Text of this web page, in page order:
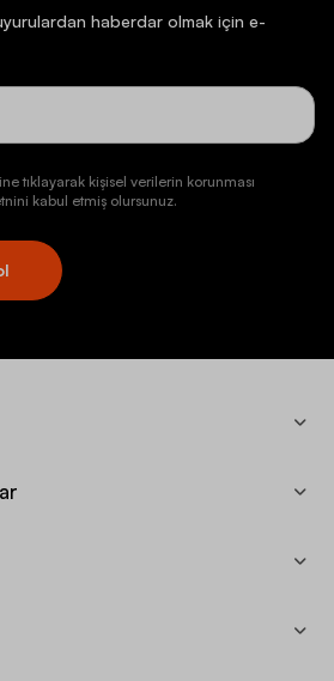
haberdar olmak için e-
tıklayarak kişisel verilerin korunması
kabul etmiş olursunuz.